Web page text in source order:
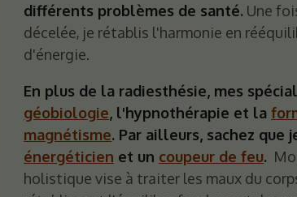
différents problèmes de santé. Une
décelée, je rétablis l'harmonie en
d'énergie.
En plus de la radiesthésie, mes
géobiologie, l'hypnothérapie et la
magnétisme. Par ailleurs, sachez que
énergéticien et un coupeur de feu.
holistique vise à traiter les maux du